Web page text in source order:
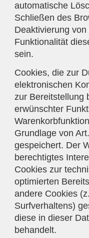
automatische
Schließen des
Deaktivierung
Funktionalität
sein.
Cookies, die zur
elektronischen
zur Bereitstellung
erwünschter
Grundlage von
gespeichert. Der
berechtigtes
Cookies zur
optimierten
andere Cookies
Surfverhaltens)
diese in dieser
behandelt.